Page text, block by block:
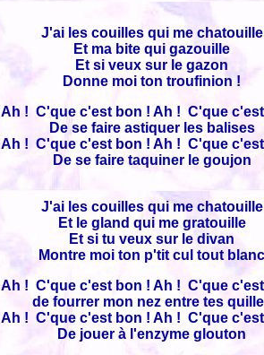
J'ai les couilles qui me chatouille
Et ma bite qui gazouille
Et si veux sur le gazon
Donne moi ton troufinion !
Ah ! C'que c'est bon ! Ah ! C'que
De se faire astiquer les balises
Ah ! C'que c'est bon ! Ah ! C'que
De se faire taquiner le goujon
J'ai les couilles qui me chatouille
Et le gland qui me gratouille
Et si tu veux sur le divan
Montre moi ton p'tit cul tout
Ah ! C'que c'est bon ! Ah ! C'que
de fourrer mon nez entre tes
Ah ! C'que c'est bon ! Ah ! C'que
De jouer à l'enzyme glouton